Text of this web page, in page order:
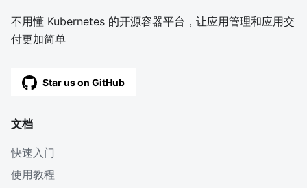
不用懂 Kubernetes 的开源容器平台，让应用管理和应用交
付更加简单
Star us on GitHub
文档
快速入门
使用教程